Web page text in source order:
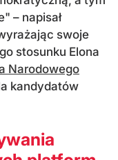
– napisał
swoje
stosunku Elona
Narodowego
kandydatów